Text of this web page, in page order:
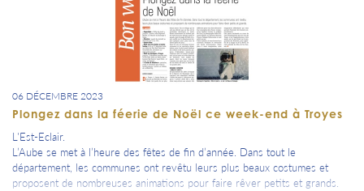
06 DÉCEMBRE 2023
Plongez dans la féerie de Noël ce week-end à Troyes
L'Est-Eclair.
L’Aube se met à l’heure des fêtes de fin d’année. Dans tout le
département, les communes ont revêtu leurs plus beaux costumes et
proposent de nombreuses animations pour faire rêver petits et grands.